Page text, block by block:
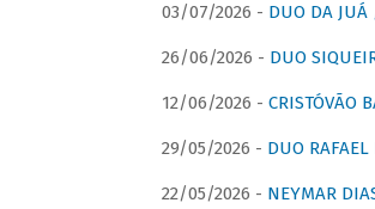
03/07/2026 - DUO DA
26/06/2026 - DUO
12/06/2026 - CRISTÓVÃO
29/05/2026 - DUO
22/05/2026 - NEYMAR